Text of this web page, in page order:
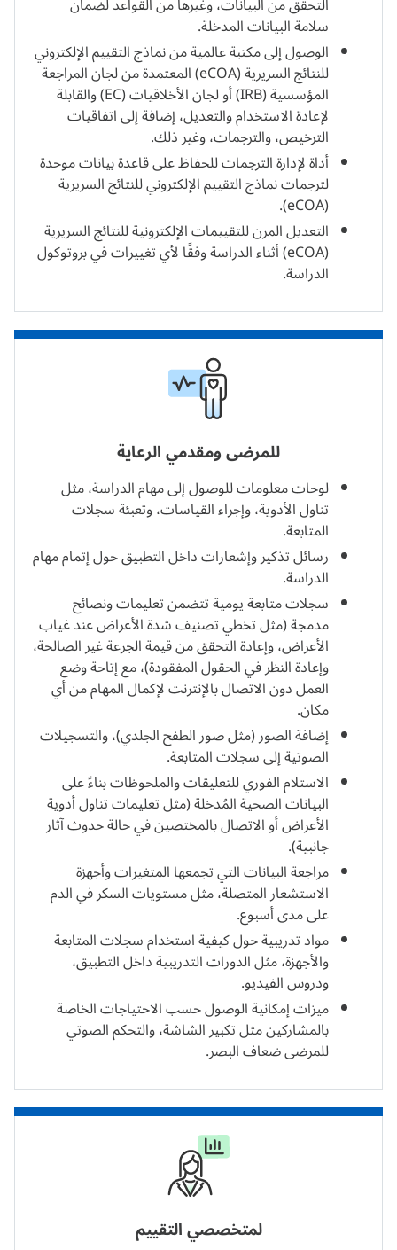
سلامة البيانات المدخلة.
الوصول إلى مكتبة عالمية من نماذج التقييم الإلكتروني
للنتائج السريرية (eCOA) المعتمدة من لجان المراجعة
المؤسسية (IRB) أو لجان الأخلاقيات (EC) والقابلة
لإعادة الاستخدام والتعديل، إضافة إلى اتفاقيات
الترخيص، والترجمات، وغير ذلك.
أداة لإدارة الترجمات للحفاظ على قاعدة بيانات موحدة
لترجمات نماذج التقييم الإلكتروني للنتائج السريرية
(eCOA).
التعديل المرن للتقييمات الإلكترونية للنتائج السريرية
(eCOA) أثناء الدراسة وفقًا لأي تغييرات في بروتوكول
الدراسة.
للمرضى ومقدمي الرعاية
لوحات معلومات للوصول إلى مهام الدراسة، مثل
تناول الأدوية، وإجراء القياسات، وتعبئة سجلات
المتابعة.
رسائل تذكير وإشعارات داخل التطبيق حول إتمام مهام
الدراسة.
سجلات متابعة يومية تتضمن تعليمات ونصائح
مدمجة (مثل تخطي تصنيف شدة الأعراض عند غياب
الأعراض، وإعادة التحقق من قيمة الجرعة غير الصالحة،
وإعادة النظر في الحقول المفقودة)، مع إتاحة وضع
العمل دون الاتصال بالإنترنت لإكمال المهام من أي
مكان.
إضافة الصور (مثل صور الطفح الجلدي)، والتسجيلات
الصوتية إلى سجلات المتابعة.
الاستلام الفوري للتعليقات والملحوظات بناءً على
البيانات الصحية المُدخلة (مثل تعليمات تناول أدوية
الأعراض أو الاتصال بالمختصين في حالة حدوث آثار
جانبية).
مراجعة البيانات التي تجمعها المتغيرات وأجهزة
الاستشعار المتصلة، مثل مستويات السكر في الدم
على مدى أسبوع.
مواد تدريبية حول كيفية استخدام سجلات المتابعة
والأجهزة، مثل الدورات التدريبية داخل التطبيق،
ودروس الفيديو.
ميزات إمكانية الوصول حسب الاحتياجات الخاصة
بالمشاركين مثل تكبير الشاشة، والتحكم الصوتي
للمرضى ضعاف البصر.
لمتخصصي التقييم